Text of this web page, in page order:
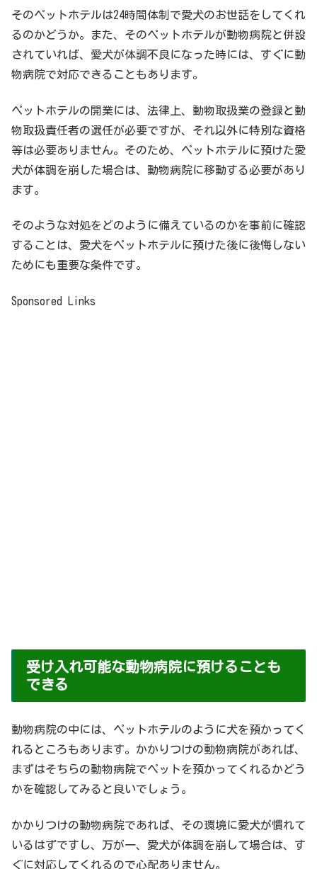
そのペットホテルは24時間体制で愛犬のお世話をしてくれ
るのかどうか。また、そのペットホテルが動物病院と併設
されていれば、愛犬が体調不良になった時には、すぐに動
物病院で対応できることもあります。
ペットホテルの開業には、法律上、動物取扱業の登録と動
物取扱責任者の選任が必要ですが、それ以外に特別な資格
等は必要ありません。そのため、ペットホテルに預けた愛
犬が体調を崩した場合は、動物病院に移動する必要があり
ます。
そのような対処をどのように備えているのかを事前に確認
することは、愛犬をペットホテルに預けた後に後悔しない
ためにも重要な条件です。
Sponsored Links
受け入れ可能な動物病院に預けることも
できる
動物病院の中には、ペットホテルのように犬を預かってく
れるところもあります。かかりつけの動物病院があれば、
まずはそちらの動物病院でペットを預かってくれるかどう
かを確認してみると良いでしょう。
かかりつけの動物病院であれば、その環境に愛犬が慣れて
いるはずですし、万が一、愛犬が体調を崩して場合は、す
ぐに対応してくれるので心配ありません。